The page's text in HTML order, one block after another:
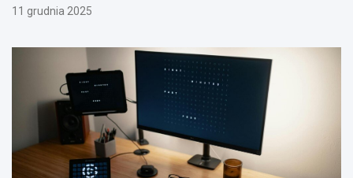
11 grudnia 2025